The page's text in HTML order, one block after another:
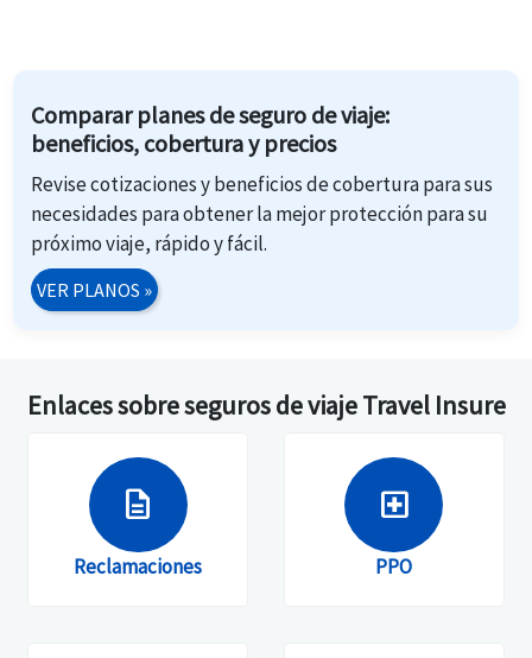
Comparar planes de seguro de viaje:
beneficios, cobertura y precios
Revise cotizaciones y beneficios de cobertura para sus
necesidades para obtener la mejor protección para su
próximo viaje, rápido y fácil.
VER PLANOS »
Enlaces sobre seguros de viaje Travel Insure
description
Reclamaciones
local_hospital
PPO